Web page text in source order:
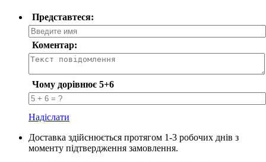
Представтеся:
Коментар:
Чому дорівнює 5+6
Надіслати
Доставка здійснюється протягом 1-3 робочих днів з
моменту підтвердження замовлення.